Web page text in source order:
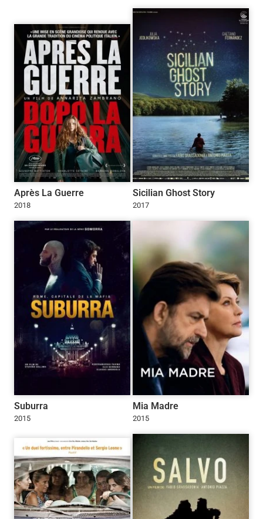
Après La Guerre
2018
Sicilian Ghost Story
2017
Suburra
2015
Mia Madre
2015